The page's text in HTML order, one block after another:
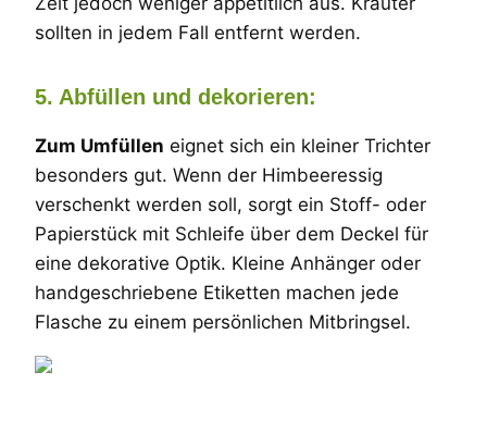
sollten in jedem Fall entfernt werden.
5. Abfüllen und dekorieren:
Zum Umfüllen eignet sich ein kleiner Trichter
besonders gut. Wenn der Himbeeressig
verschenkt werden soll, sorgt ein Stoff- oder
Papierstück mit Schleife über dem Deckel für
eine dekorative Optik. Kleine Anhänger oder
handgeschriebene Etiketten machen jede
Flasche zu einem persönlichen Mitbringsel.